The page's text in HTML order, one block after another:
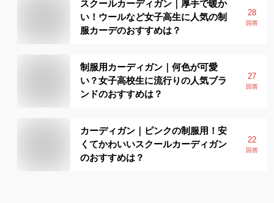
スクールカーディガン｜厚手で暖か
い！ウールなど女子高生に人気の制
服カーデのおすすめは？
28
回答
制服用カーディガン｜何色が可愛
い？女子高校生に流行りの人気ブラ
ンドのおすすめは？
27
回答
カーディガン｜ピンクの制服用！安
くてかわいいスクールカーディガン
のおすすめは？
22
回答